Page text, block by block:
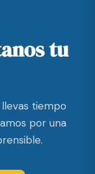
tu
tiempo
por una